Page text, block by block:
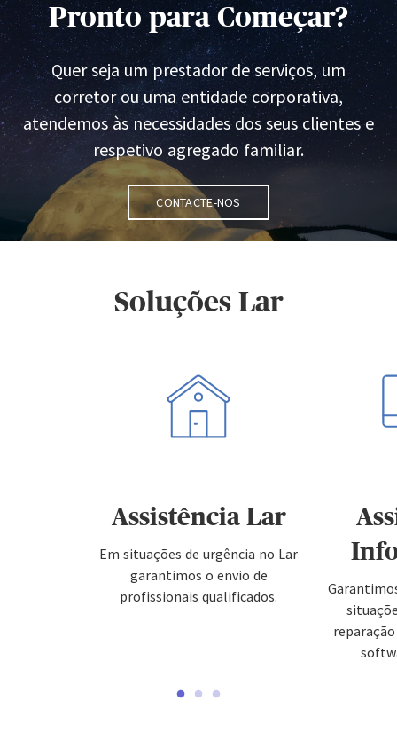
Pronto para Começar?
Quer seja um prestador de serviços, um
corretor ou uma entidade corporativa,
atendemos às necessidades dos seus clientes e
respetivo agregado familiar.
Contacte-nos
Soluções Lar
Assistência Lar
Em situações de urgência no Lar
garantimos o envio de
profissionais qualificados.